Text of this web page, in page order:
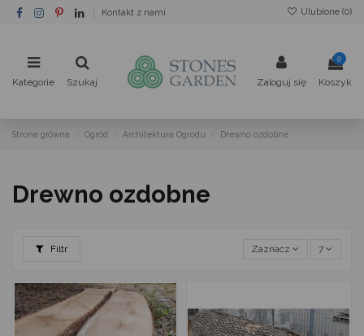
Kontakt z nami Ulubione (0)
Kategorie Szukaj Zaloguj się
0
Koszyk
Strona główna Ogród Architektura Ogrodu Drewno ozdobne
Drewno ozdobne
Filtr Zaznacz 7